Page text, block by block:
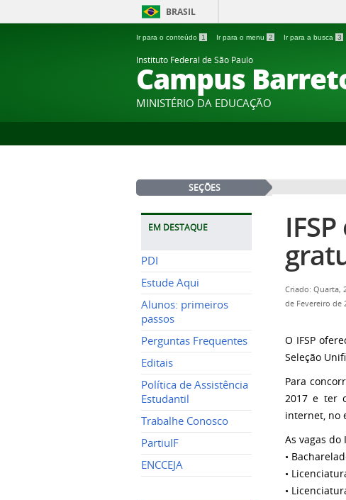
BRASIL
Ir para o conteúdo 1 Ir para o menu 2 Ir para a busca 3
Instituto Federal de São Paulo
Campus
MINISTÉRIO DA EDUCAÇÃO
SEÇÕES
EM DESTAQUE
PDI
Estude Aqui
Alunos: primeiros
passos
Perguntas Frequentes
Editais
Política de Assistência
Estudantil
Trabalhe Conosco
PartiuIF
ENCCEJA
Criado: Quarta,
de Fevereiro de
O IFSP
Seleção
Para
2017 e ter
internet, no
As vagas do
•
•
•